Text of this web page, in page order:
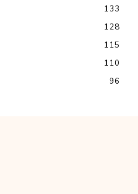
133
128
115
110
96